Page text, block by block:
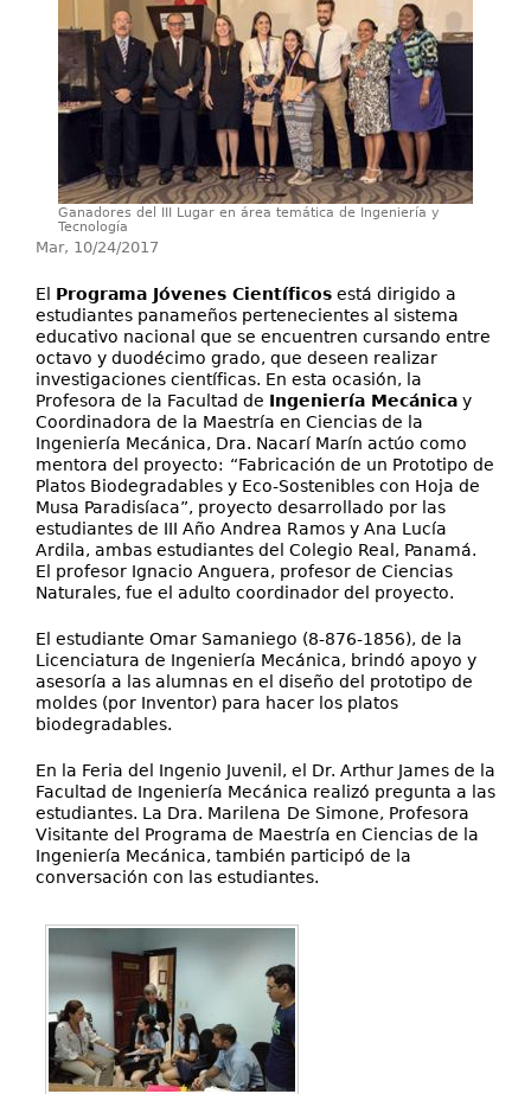
Ganadores del III Lugar en área temática de Ingeniería y
Tecnología
Mar, 10/24/2017
El Programa Jóvenes Científicos está dirigido a
estudiantes panameños pertenecientes al sistema
educativo nacional que se encuentren cursando entre
octavo y duodécimo grado, que deseen realizar
investigaciones científicas. En esta ocasión, la
Profesora de la Facultad de Ingeniería Mecánica y
Coordinadora de la Maestría en Ciencias de la
Ingeniería Mecánica, Dra. Nacarí Marín actúo como
mentora del proyecto: “Fabricación de un Prototipo de
Platos Biodegradables y Eco-Sostenibles con Hoja de
Musa Paradisíaca”, proyecto desarrollado por las
estudiantes de III Año Andrea Ramos y Ana Lucía
Ardila, ambas estudiantes del Colegio Real, Panamá.
El profesor Ignacio Anguera, profesor de Ciencias
Naturales, fue el adulto coordinador del proyecto.
El estudiante Omar Samaniego (8-876-1856), de la
Licenciatura de Ingeniería Mecánica, brindó apoyo y
asesoría a las alumnas en el diseño del prototipo de
moldes (por Inventor) para hacer los platos
biodegradables.
En la Feria del Ingenio Juvenil, el Dr. Arthur James de la
Facultad de Ingeniería Mecánica realizó pregunta a las
estudiantes. La Dra. Marilena De Simone, Profesora
Visitante del Programa de Maestría en Ciencias de la
Ingeniería Mecánica, también participó de la
conversación con las estudiantes.